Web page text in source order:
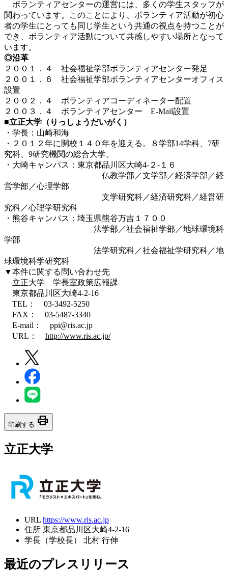
ボランティアセンターの運営には、多くの学生スタッフが
関わっています。このことにより、ボランティア活動が初心
者の学生にとっても同じ学生という共通の視点を持つことが
でき、ボランティア活動について共感しやすい場所となって
います。
◎沿革
２００１．４ 社会福祉学部ボランティアセンター発足
２００１．６ 社会福祉学部ボランティアセンターオフィス
設置
２００２．４ ボランティアコーディネーター配置
２００３．４ ボランティアセンター E-Mail設置
■立正大学（りっしょうだいがく）
・学長：山崎和海
・２０１２年に開校１４０年を迎える。８学部14学科、7研
究科、9研究機関の総合大学。
・大崎キャンパス：東京都品川区大崎4‐２‐１６
仏教学部／文学部／経済学部／経
営学部／心理学部
文学研究科／経済研究科／経営研
究科／心理学研究科
・熊谷キャンパス：埼玉県熊谷万吉１７００
法学部／社会福祉学部／地球環境科
学部
法学研究科／社会福祉学研究科／地
球環境科学研究科
▼本件に関する問い合わせ先
立正大学 学長室政策広報課
東京都品川区大崎4-2-16
TEL： 03-3492-5250
FAX： 03-5487-3340
E-mail： ppi@ris.ac.jp
URL： http://www.ris.ac.jp/
印刷する print
立正大学
URL https://www.ris.ac.jp
住所 東京都品川区大崎4-2-16
学長（学校長）
北村 行伸
最近のプレスリリース